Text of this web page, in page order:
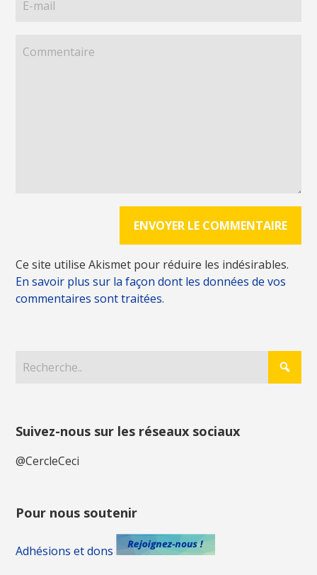
Ce site utilise Akismet pour réduire les indésirables.
En savoir plus sur la façon dont les données de vos
commentaires sont traitées.
Suivez-nous sur les réseaux sociaux
@CercleCeci
Pour nous soutenir
Adhésions et dons